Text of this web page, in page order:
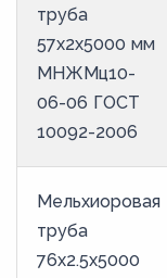
труба
57х2х5000 мм
МНЖМц10-
06-06 ГОСТ
10092-2006
Мельхиоровая
труба
76х2.5х5000